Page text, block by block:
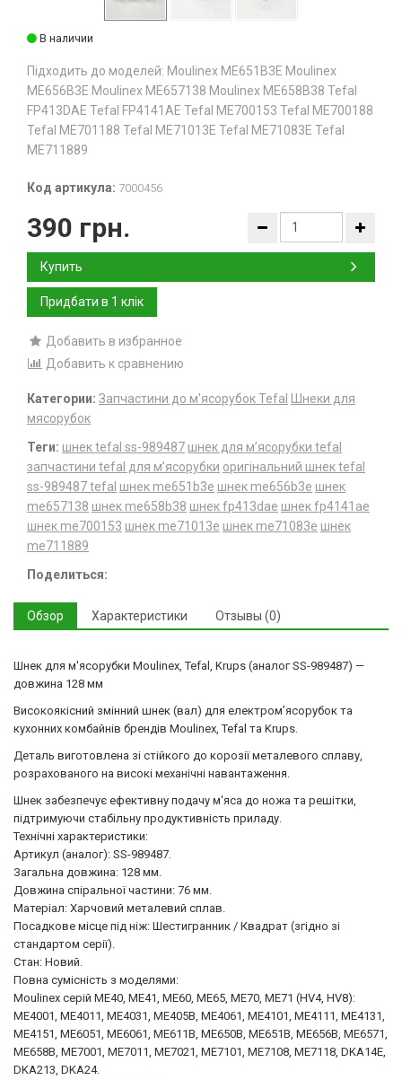
В наличии
Підходить до моделей: Moulinex ME651B3E Moulinex
ME656B3E Moulinex ME657138 Moulinex ME658B38 Tefal
FP413DAE Tefal FP4141AE Tefal ME700153 Tefal ME700188
Tefal ME701188 Tefal ME71013E Tefal ME71083E Tefal
ME711889
Код артикула: 7000456
390 грн.
Купить
Добавить в избранное
Добавить к сравнению
Категории: Запчастини до м'ясорубок Tefal Шнеки для
мясорубок
Теги: шнек tefal ss-989487 шнек для м’ясорубки tefal
запчастини tefal для м’ясорубки оригінальний шнек tefal
ss-989487 tefal шнек me651b3e шнек me656b3e шнек
me657138 шнек me658b38 шнек fp413dae шнек fp4141ae
шнек me700153 шнек me71013e шнек me71083e шнек
me711889
Поделиться:
Обзор Характеристики Отзывы (0)
Шнек для м'ясорубки Moulinex, Tefal, Krups (аналог SS-989487) —
довжина 128 мм
Високоякісний змінний шнек (вал) для електром’ясорубок та
кухонних комбайнів брендів Moulinex, Tefal та Krups.
Деталь виготовлена зі стійкого до корозії металевого сплаву,
розрахованого на високі механічні навантаження.
Шнек забезпечує ефективну подачу м'яса до ножа та решітки,
підтримуючи стабільну продуктивність приладу.
Технічні характеристики:
Артикул (аналог): SS-989487.
Загальна довжина: 128 мм.
Довжина спіральної частини: 76 мм.
Матеріал: Харчовий металевий сплав.
Посадкове місце під ніж: Шестигранник / Квадрат (згідно зі
стандартом серії).
Стан: Новий.
Повна сумісність з моделями:
Moulinex серій ME40, ME41, ME60, ME65, ME70, ME71 (HV4, HV8):
ME4001, ME4011, ME4031, ME405B, ME4061, ME4101, ME4111, ME4131,
ME4151, ME6051, ME6061, ME611B, ME650B, ME651B, ME656B, ME6571,
ME658B, ME7001, ME7011, ME7021, ME7101, ME7108, ME7118, DKA14E,
DKA213, DKA24.